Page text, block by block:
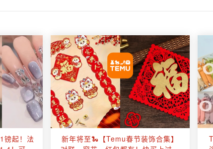
镑起！法
新年将至🐍【Temu春节装饰合集】